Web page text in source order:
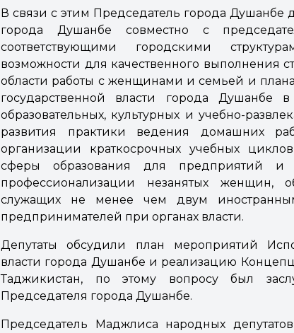
В связи с этим Председатель города Душанбе
города Душанбе совместно с
соответствующими городскими
возможности для качественного выполнения
области работы с женщинами и семьей и
государственной власти города Душанбе
образовательных, культурных и учебно-
развития практики ведения домашних
организации краткосрочных учебных
сферы образования для предприятий и
профессионализации незанятых женщин,
служащих не менее чем двум
предпринимателей при органах власти.
Депутаты обсудили план мероприятий
власти города Душанбе и реализацию
Таджикистан, по этому вопросу был
Председателя города Душанбе.
Председатель Маджлиса народных